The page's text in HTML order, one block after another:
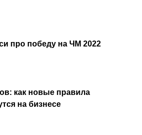
про победу на ЧМ 2022
как новые правила
на бизнесе